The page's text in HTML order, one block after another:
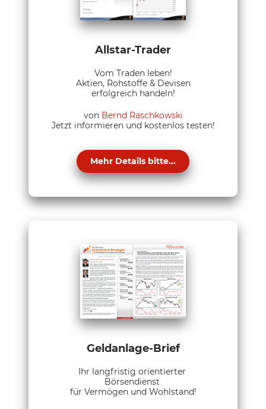
Allstar-Trader
Vom Traden leben!
Aktien, Rohstoffe & Devisen
erfolgreich handeln!
von Bernd Raschkowski
Jetzt informieren und kostenlos testen!
Mehr Details bitte...
Geldanlage-Brief
Ihr langfristig orientierter
Börsendienst
für Vermögen und Wohlstand!